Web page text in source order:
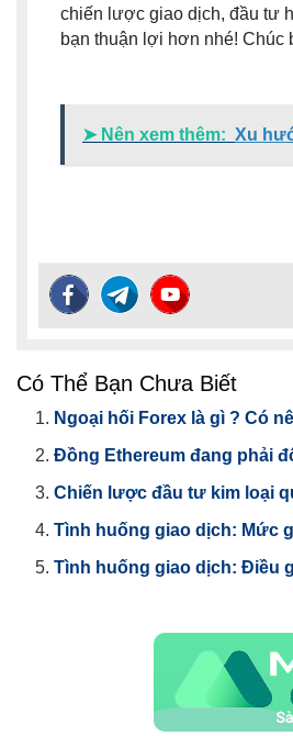
chiến lược giao dịch, đầu tư
bạn thuận lợi hơn nhé! Chúc
➤ Nên xem thêm: Xu
Có Thể Bạn Chưa Biết
Ngoại hối Forex là gì ? Có
Đồng Ethereum đang phải
Chiến lược đầu tư kim loại
Tình huống giao dịch: Mức
Tình huống giao dịch: Điều